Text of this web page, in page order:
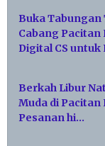
Buka Tabungan
Cabang
Digital CS untuk
Berkah Libur
Muda di Pacitan
Pesanan hi…